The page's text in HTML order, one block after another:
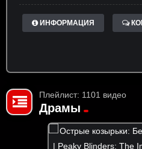
ИНФОРМАЦИЯ
Плейлист: 1101 видео
Драмы